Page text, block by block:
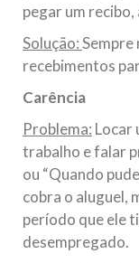
pegar um
Solução:
recebimentos
Carência
Problema: Locar
trabalho e falar
ou “Quando
cobra o aluguel,
período que ele
desempregado.